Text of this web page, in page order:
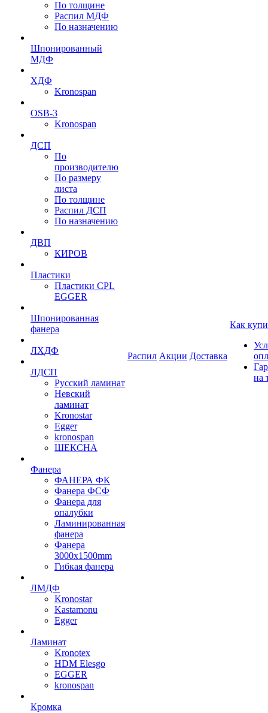
По толщине
Распил МДФ
По назначению
Шпонированный
МДФ
ХДФ
Kronospan
OSB-3
Kronospan
ДСП
По
производителю
По размеру
листа
По толщине
Распил ДСП
По назначению
ДВП
КИРОВ
Пластики
Пластики CPL
EGGER
Шпонированная
фанера
ЛХДФ
ЛДСП
Русский ламинат
Невский
ламинат
Kronostar
Egger
kronospan
ШЕКСНА
Фанера
ФАНЕРА ФК
Фанера ФСФ
Фанера для
опалубки
Ламинированная
фанера
Фанера
3000х1500mm
Гибкая фанера
ЛМДФ
Kronostar
Kastamonu
Egger
Ламинат
Kronotex
HDM Elesgo
EGGER
kronospan
Кромка
Распил Акции Доставка
Как
на